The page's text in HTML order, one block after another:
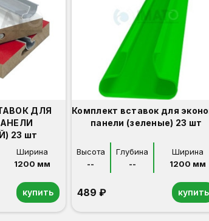
ДЛЯ
23 шт
Ширина
1200 мм
купить
Комплект вставок для
панели (зеленые) 23 шт
Высота
--
Глубина
--
Ширина
1200 мм
489 ₽ купить